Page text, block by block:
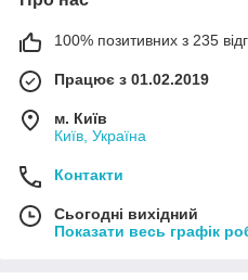
100% позитивних з 235
Працює з 01.02.2019
м. Київ
Київ, Україна
Контакти
Сьогодні вихідний
Показати весь графік